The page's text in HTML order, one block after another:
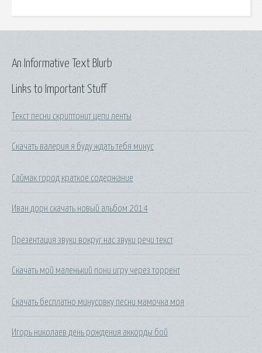
Links to Important Stuff
Текст песни скриптонит цепи ленты
Скачать валерия я буду ждать тебя минус
Саймак город краткое содержание
Иван дорн скачать новый альбом 2014
Презентация звуки вокруг нас звуки речи текст
Скачать мой маленький пони игру через торрент
Скачать бесплатно минусовку песни мамочка моя
Игорь николаев день рождения аккорды бой
An Informative Text Blurb